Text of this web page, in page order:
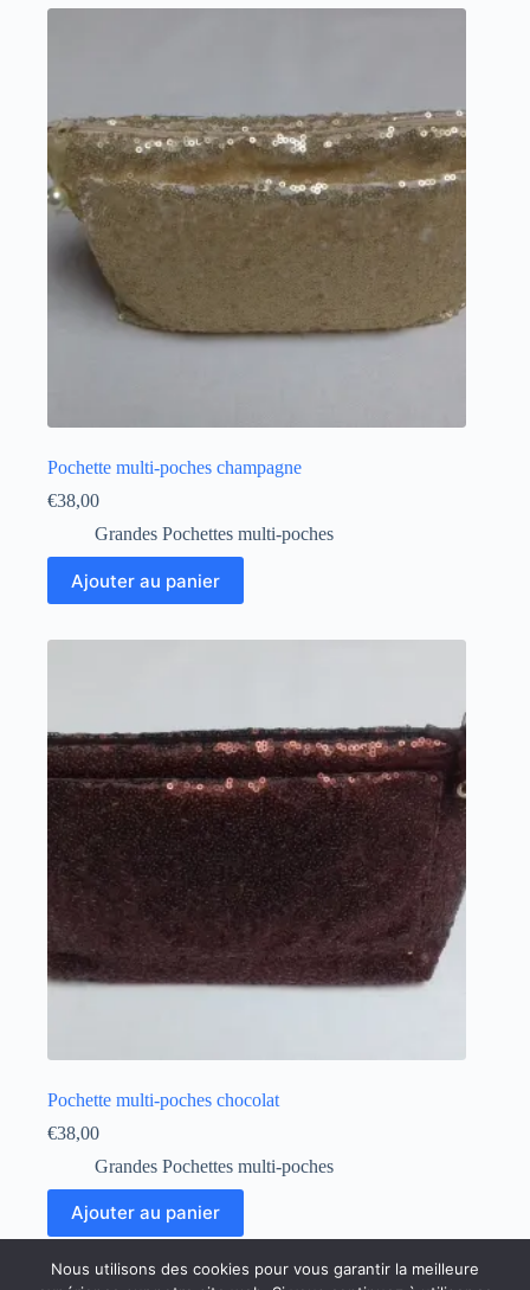
Pochette multi-poches champagne
€38,00
Grandes Pochettes multi-poches
Ajouter au panier
Pochette multi-poches chocolat
€38,00
Grandes Pochettes multi-poches
Ajouter au panier
Nous utilisons des cookies pour vous garantir la meilleure